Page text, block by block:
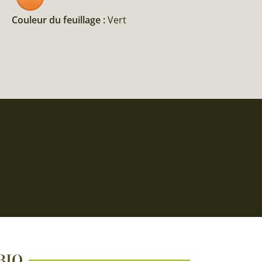
Couleur du feuillage :Vert